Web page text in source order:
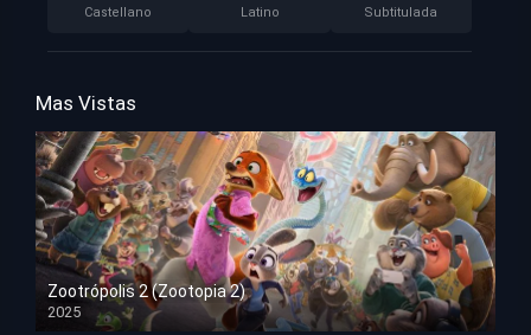
Castellano Latino Subtitulada
Mas Vistas
Zootrópolis 2 (Zootopia 2)
2025
HD 1080p